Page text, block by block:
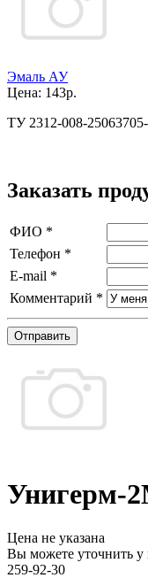
Эмаль АУ
Цена: 143р.
ТУ 2312-008-
Заказать
ФИО *
Телефон *
E-mail *
Комментарий *
Отправить
Унигерм-
Цена не указана
Вы можете уточнить у
259-92-30